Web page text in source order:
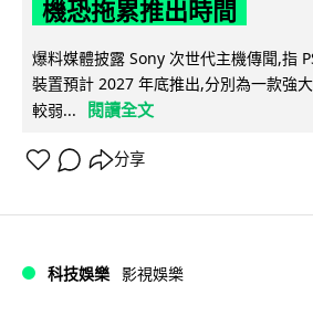
機恐拖累推出時間
爆料媒體披露 Sony 次世代主機傳聞,指
裝置預計 2027 年底推出,分別為一款強
較弱...
閱讀全文
分享
科技娛樂 影視娛樂